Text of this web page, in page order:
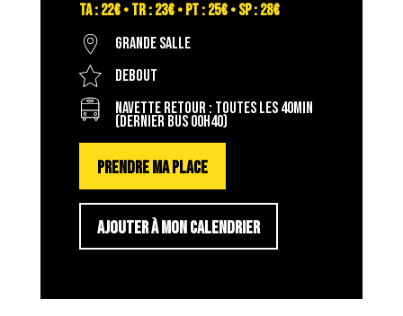
TA : 22€ • TR : 23€ • PT : 25€ • SP : 28€
Grande salle
Debout
Navette retour : toutes les 40min
(dernier bus 00h40)
PRENDRE MA PLACE
AJOUTER À MON CALENDRIER